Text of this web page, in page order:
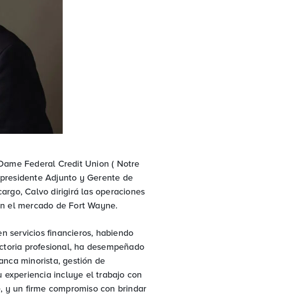
Federal Credit Union ( Notre
Adjunto y Gerente de
Calvo dirigirá las operaciones
el mercado de Fort Wayne.
servicios financieros, habiendo
profesional, ha desempeñado
minorista, gestión de
experiencia incluye el trabajo con
un firme compromiso con brindar